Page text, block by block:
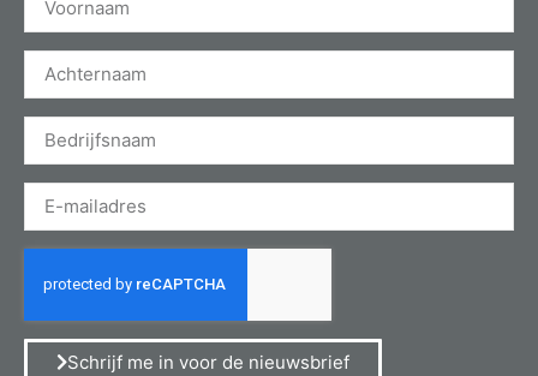
Schrijf me in voor de nieuwsbrief